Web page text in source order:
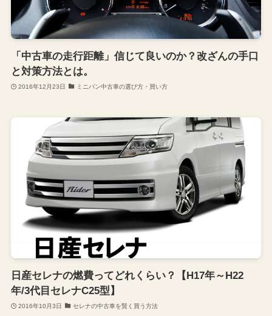
「中古車の走行距離」信じて良いのか？改ざんの手口
と対策方法とは。
2016年12月23日 ミニバン中古車の選び方・買い方
日産セレナの燃費ってどれくらい？【H17年～H22
年/3代目セレナC25型】
2016年10月3日 セレナの中古車を賢く買う方法